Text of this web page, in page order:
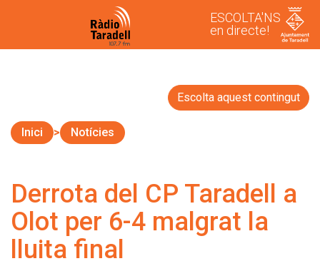
ESCOLTA'NS
en directe!
Escolta aquest contingut
Inici Notícies
Derrota del CP Taradell a
Olot per 6-4 malgrat la
lluita final